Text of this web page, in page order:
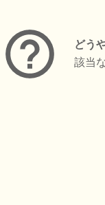
どう
該当